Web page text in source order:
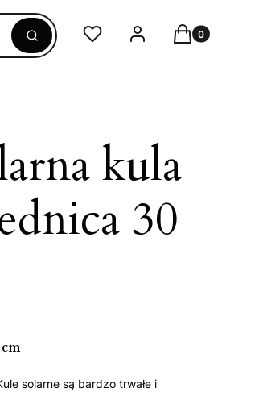
Szukaj
Ulubione Zaloguj sięProdukty w
Koszyk
kula
30
solarne są bardzo trwałe i